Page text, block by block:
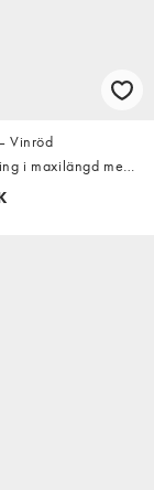
Vinröd
i maxilängd med